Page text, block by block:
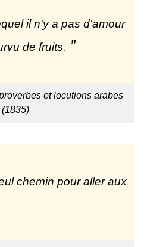
il n'y a pas d'amour
de fruits.
et locutions arabes
(1835)
chemin pour aller aux